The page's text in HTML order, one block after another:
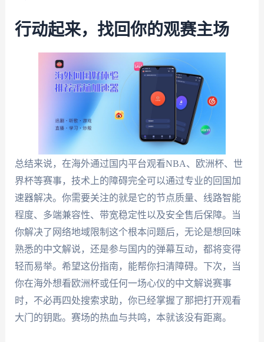
行动起来，找回你的观赛主场
总结来说，在海外通过国内平台观看NBA、欧洲杯、世
界杯等赛事，技术上的障碍完全可以通过专业的回国加
速器解决。你需要关注的就是它的节点质量、线路智能
程度、多端兼容性、带宽稳定性以及安全售后保障。当
你解决了网络地域限制这个根本问题后，无论是想回味
熟悉的中文解说，还是参与国内的弹幕互动，都将变得
轻而易举。希望这份指南，能帮你扫清障碍。下次，当
你在海外想看欧洲杯或任何一场心仪的中文解说赛事
时，不必再四处搜索求助，你已经掌握了那把打开观看
大门的钥匙。赛场的热血与共鸣，本就该没有距离。